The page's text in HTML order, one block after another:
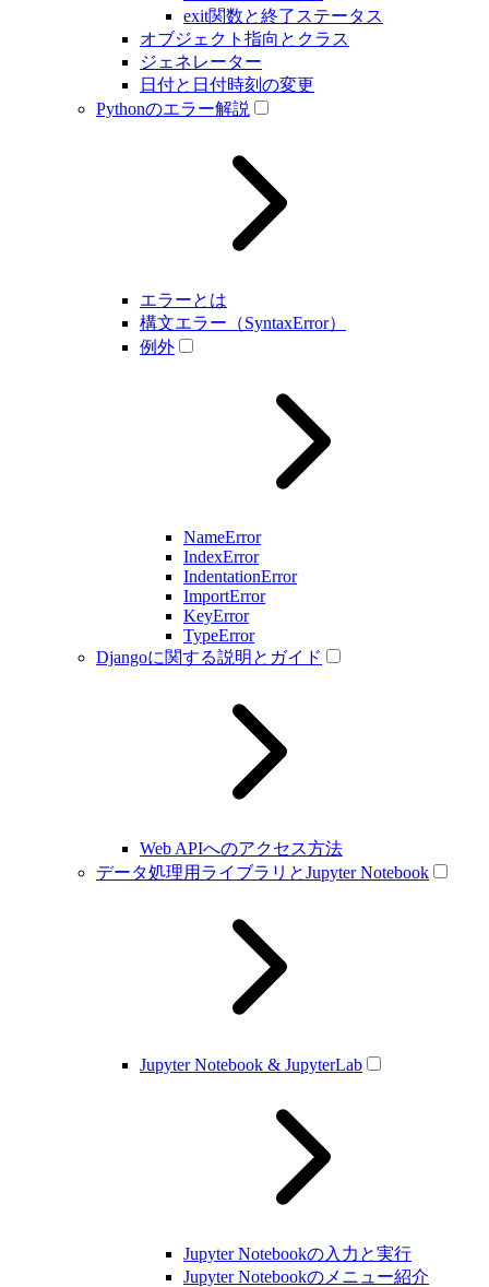
exit関数と終了ステータス
オブジェクト指向とクラス
ジェネレーター
日付と日付時刻の変更
Pythonのエラー解説
エラーとは
構文エラー（SyntaxError）
例外
NameError
IndexError
IndentationError
ImportError
KeyError
TypeError
Djangoに関する説明とガイド
Web APIへのアクセス方法
データ処理用ライブラリとJupyter Notebook
Jupyter Notebook & JupyterLab
Jupyter Notebookの入力と実行
Jupyter Notebookのメニュー紹介